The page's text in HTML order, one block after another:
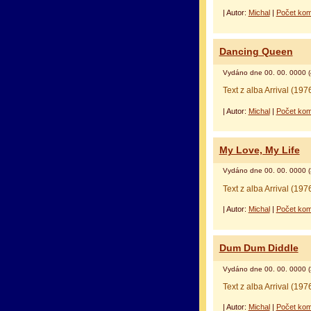
альфа банк
оформление кредитной
| Autor: Michal Počet
Dancing Queen
Vydáno dne 00. 00. 0000
Text z alba Arrival
| Autor: Michal| Počet
My Love, My Life
Vydáno dne 00. 00. 0000
Text z alba Arrival
| Autor: Michal| Počet
Dum Dum Diddle
Vydáno dne 00. 00. 0000
Text z alba Arrival
| Autor: Michal Počet